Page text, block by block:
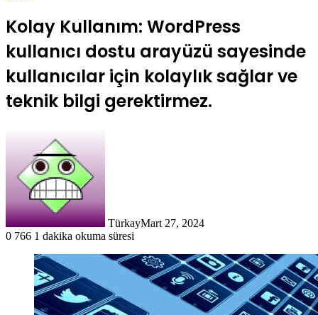
Kolay Kullanım: WordPress
kullanıcı dostu arayüzü sayesinde
kullanıcılar için kolaylık sağlar ve
teknik bilgi gerektirmez.
TürkayMart 27, 2024
0 766 1 dakika okuma süresi